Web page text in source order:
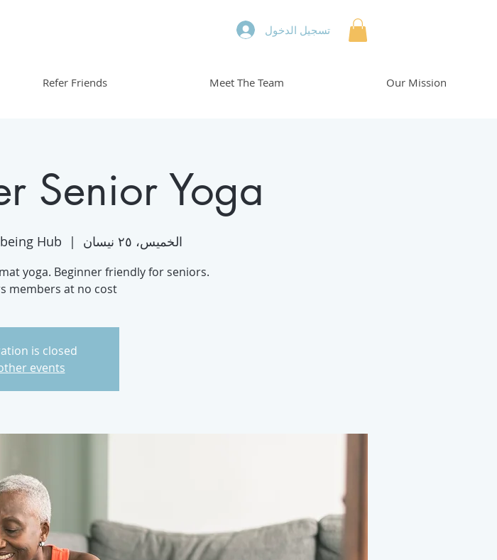
تسجيل الدخول
Refer Friends Meet The Team Our Mission
Senior Yoga
الخميس، ٢٥ نيسان
  |
Hub
yoga. Beginner friendly for seniors.
members at no cost.
is closed
events